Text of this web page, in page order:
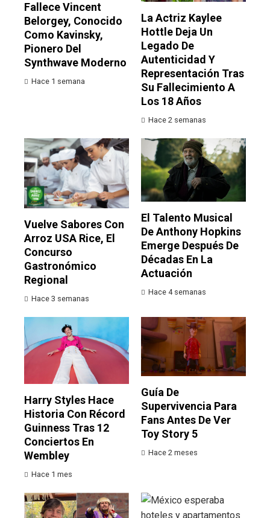
Fallece Vincent
Belorgey, Conocido
Como Kavinsky,
Pionero Del
Synthwave Moderno
Hace 1 semana
La Actriz Kaylee
Hottle Deja Un
Legado De
Autenticidad Y
Representación Tras
Su Fallecimiento A
Los 18 Años
Hace 2 semanas
Vuelve Sabores Con
Arroz USA Rice, El
Concurso
Gastronómico
Regional
Hace 3 semanas
El Talento Musical
De Anthony Hopkins
Emerge Después De
Décadas En La
Actuación
Hace 4 semanas
Harry Styles Hace
Historia Con Récord
Guinness Tras 12
Conciertos En
Wembley
Hace 1 mes
Guía De
Supervivencia Para
Fans Antes De Ver
Toy Story 5
Hace 2 meses